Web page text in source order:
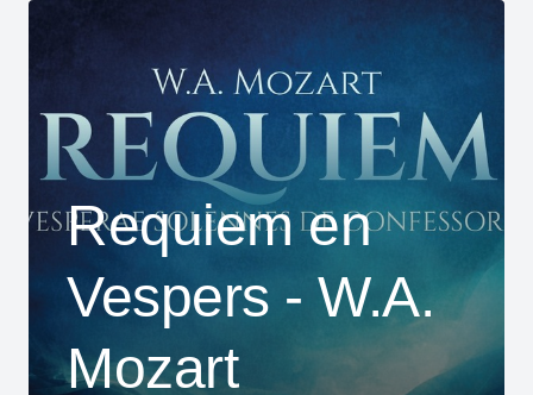
Requiem en
Vespers - W.A.
Mozart